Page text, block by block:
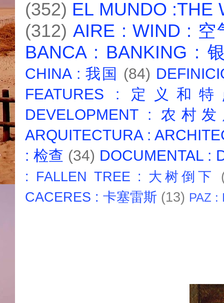
(352) EL MUNDO :THE
(312) AIRE : WIND : 空
BANCA : BANKING :
CHINA : 我国 (84)
FEATURES : 定义和
DEVELOPMENT : 农村
ARQUITECTURA :
: 检查 (34) DOCUMENTAL :
: FALLEN TREE : 大树倒下
CACERES : 卡塞雷斯 (13) PAZ :